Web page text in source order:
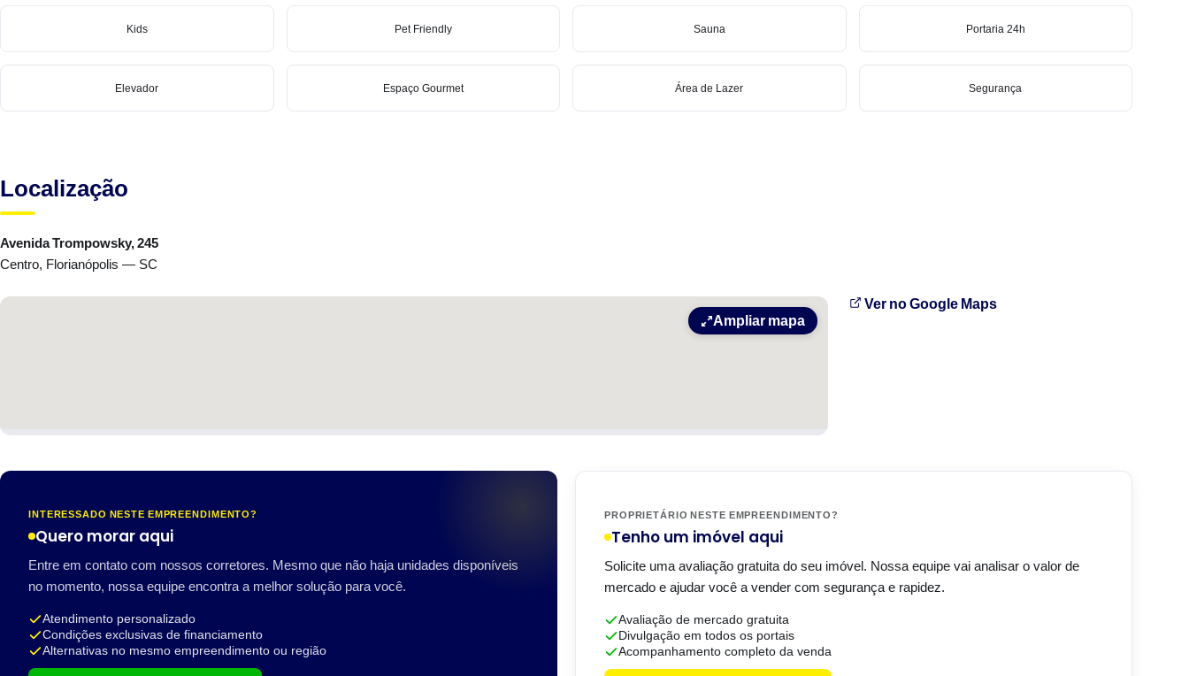
Kids Pet Friendly Sauna Portaria 24h
Elevador Espaço Gourmet Área de Lazer Segurança
Localização
Avenida Trompowsky, 245
Centro, Florianópolis — SC
Ampliar mapa
Ver no Google Maps
INTERESSADO NESTE EMPREENDIMENTO?
Quero morar aqui
Entre em contato com nossos corretores. Mesmo que não haja unidades disponíveis
no momento, nossa equipe encontra a melhor solução para você.
Atendimento personalizado
Condições exclusivas de financiamento
Alternativas no mesmo empreendimento ou região
PROPRIETÁRIO NESTE EMPREENDIMENTO?
Tenho um imóvel aqui
Solicite uma avaliação gratuita do seu imóvel. Nossa equipe vai analisar o valor de
mercado e ajudar você a vender com segurança e rapidez.
Avaliação de mercado gratuita
Divulgação em todos os portais
Acompanhamento completo da venda